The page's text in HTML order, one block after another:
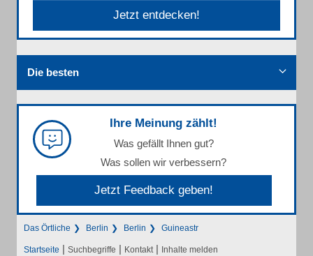
Jetzt entdecken!
Die besten
Ihre Meinung zählt!
Was gefällt Ihnen gut?
Was sollen wir verbessern?
Jetzt Feedback geben!
Das Örtliche Berlin Berlin Guineastr
Startseite | Suchbegriffe | Kontakt | Inhalte melden